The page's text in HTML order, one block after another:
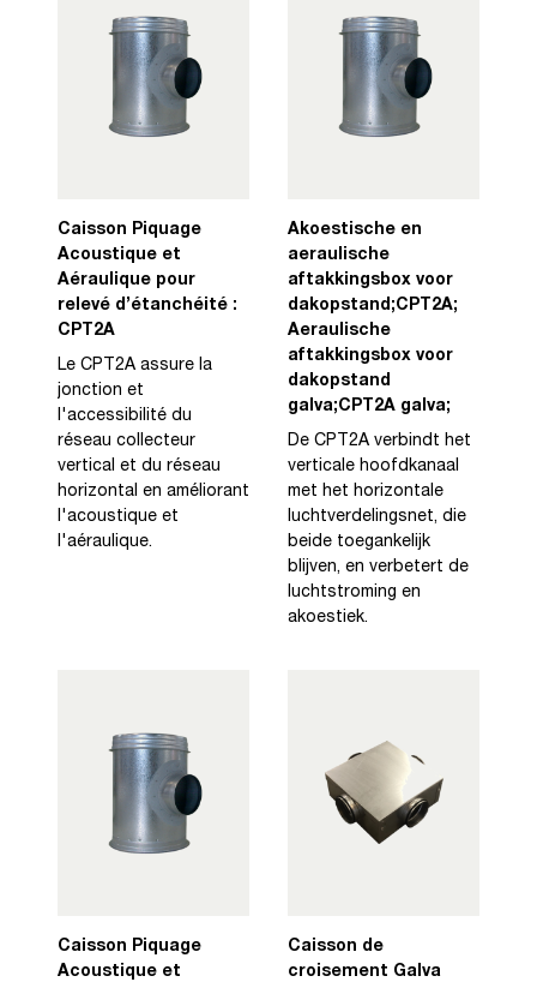
Caisson Piquage
Acoustique et
Aéraulique pour
relevé d’étanchéité :
CPT2A
Le CPT2A assure la
jonction et
l'accessibilité du
réseau collecteur
vertical et du réseau
horizontal en améliorant
l'acoustique et
l'aéraulique.
Akoestische en
aeraulische
aftakkingsbox voor
dakopstand;CPT2A;
Aeraulische
aftakkingsbox voor
dakopstand
galva;CPT2A galva;
De CPT2A verbindt het
verticale hoofdkanaal
met het horizontale
luchtverdelingsnet, die
beide toegankelijk
blijven, en verbetert de
luchtstroming en
akoestiek.
Caisson Piquage
Acoustique et
Caisson de
croisement Galva